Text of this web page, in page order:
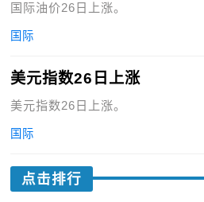
国际油价26日上涨。
国际
美元指数26日上涨
美元指数26日上涨。
国际
点击排行